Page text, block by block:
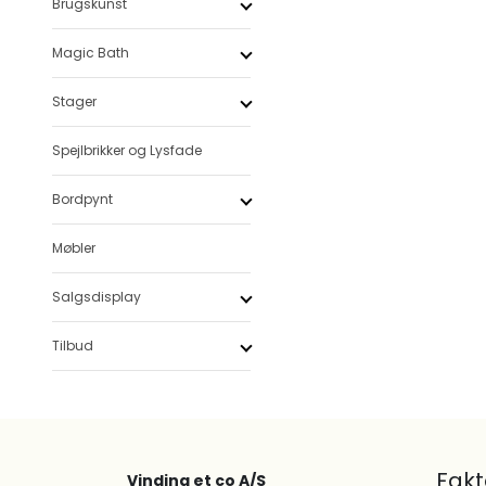
Brugskunst
Magic Bath
Stager
Spejlbrikker og Lysfade
Bordpynt
Møbler
Salgsdisplay
Tilbud
Vinding et co A/S